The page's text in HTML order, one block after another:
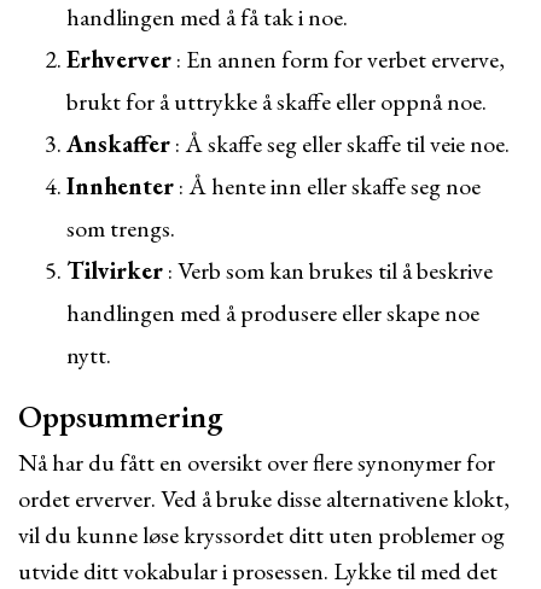
handlingen med å få tak i noe.
Erhverver: En annen form for verbet erverve,
brukt for å uttrykke å skaffe eller oppnå noe.
Anskaffer: Å skaffe seg eller skaffe til veie noe.
Innhenter: Å hente inn eller skaffe seg noe
som trengs.
Tilvirker: Verb som kan brukes til å beskrive
handlingen med å produsere eller skape noe
nytt.
Oppsummering
Nå har du fått en oversikt over flere synonymer for
ordet erverver. Ved å bruke disse alternativene klokt,
vil du kunne løse kryssordet ditt uten problemer og
utvide ditt vokabular i prosessen. Lykke til med det